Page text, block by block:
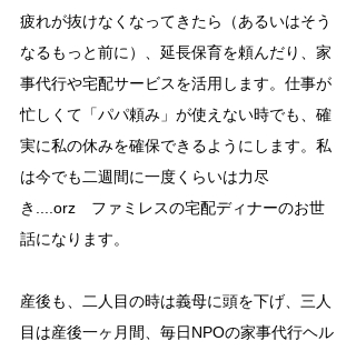
疲れが抜けなくなってきたら（あるいはそう
なるもっと前に）、延長保育を頼んだり、家
事代行や宅配サービスを活用します。仕事が
忙しくて「パパ頼み」が使えない時でも、確
実に私の休みを確保できるようにします。私
は今でも二週間に一度くらいは力尽
き....orz　ファミレスの宅配ディナーのお世
話になります。
産後も、二人目の時は義母に頭を下げ、三人
目は産後一ヶ月間、毎日NPOの家事代行ヘル